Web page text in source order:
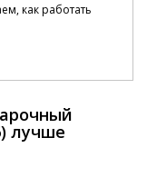
как работать
лучше